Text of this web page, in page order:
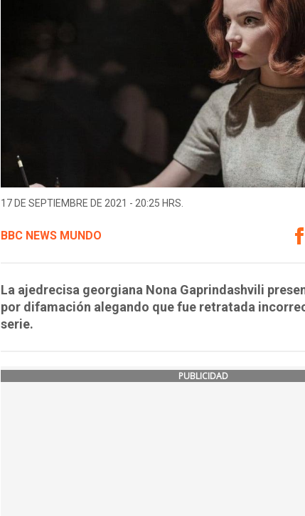
17 DE SEPTIEMBRE DE 2021 - 20:25 HRS.
BBC NEWS MUNDO
La ajedrecisa georgiana Nona Gaprindashvili
por difamación alegando que fue retratada
serie.
PUBLICIDAD